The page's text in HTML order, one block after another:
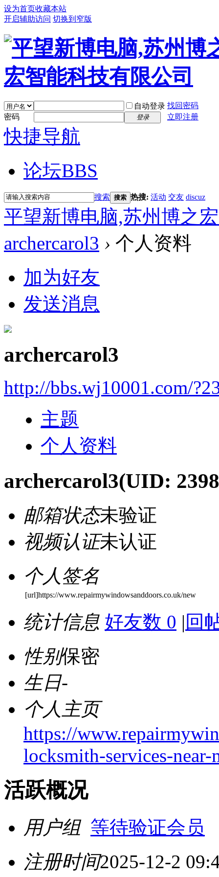
设为首页收藏本站
开启辅助访问 切换到窄版
自动登录 找回密码
密码
登录 立即注册
快捷导航
论坛BBS
搜索 搜索 热搜: 活动 交友 discuz
平望新博电脑,苏州博之
archercarol3 › 个人资料
加为好友
发送消息
archercarol3
http://bbs.wj10001.com/
主题
个人资料
archercarol3(UID:
邮箱状态未验证
视频认证未认证
个人签名
[url]https://www.repairmywindowsanddoors.co.uk/new
统计信息 好友数 0 | 回
性别保密
生日-
个人主页
https://
locksmith-services-near-
活跃概况
用户组 等待验证会员
注册时间2025-12-2